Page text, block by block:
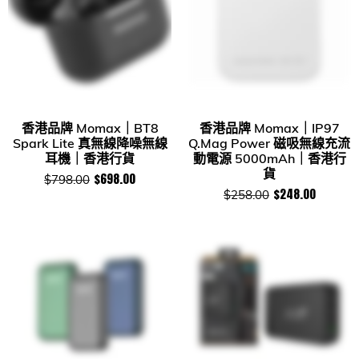
香港品牌 Momax｜BT8
Spark Lite 真無線降噪無線
耳機｜香港行貨
$798.00 $698.00
香港品牌 Momax｜IP97
Q.Mag Power 磁吸無線充流
動電源 5000mAh｜香港行
貨
$258.00 $248.00